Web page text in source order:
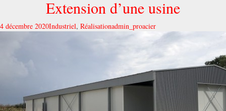
Extension d’une usine
4 décembre 2020Industriel, Réalisationadmin_proacier